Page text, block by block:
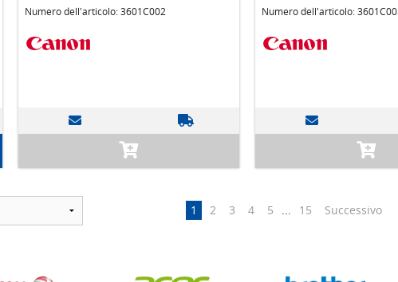
Numero dell'articolo: 3601C002 Numero dell'articolo:
1 2 3 4 5 ... 15 Successivo